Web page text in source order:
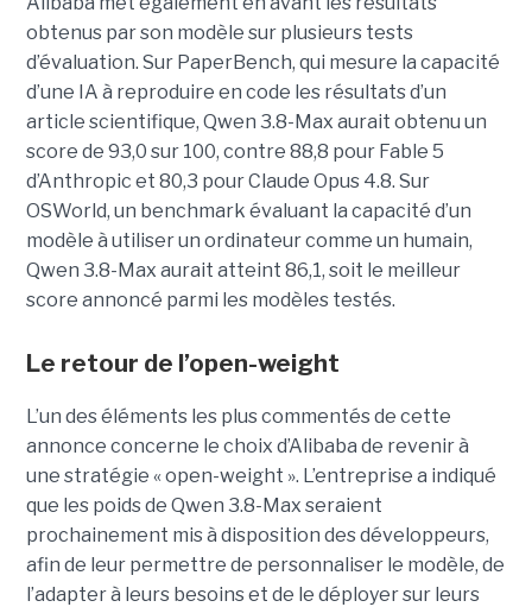
obtenus par son modèle sur plusieurs tests
d’évaluation. Sur PaperBench, qui mesure la capacité
d’une IA à reproduire en code les résultats d’un
article scientifique, Qwen 3.8-Max aurait obtenu un
score de 93,0 sur 100, contre 88,8 pour Fable 5
d’Anthropic et 80,3 pour Claude Opus 4.8. Sur
OSWorld, un benchmark évaluant la capacité d’un
modèle à utiliser un ordinateur comme un humain,
Qwen 3.8-Max aurait atteint 86,1, soit le meilleur
score annoncé parmi les modèles testés.
Le retour de l’open-weight
L’un des éléments les plus commentés de cette
annonce concerne le choix d’Alibaba de revenir à
une stratégie « open-weight ». L’entreprise a indiqué
que les poids de Qwen 3.8-Max seraient
prochainement mis à disposition des développeurs,
afin de leur permettre de personnaliser le modèle, de
l’adapter à leurs besoins et de le déployer sur leurs